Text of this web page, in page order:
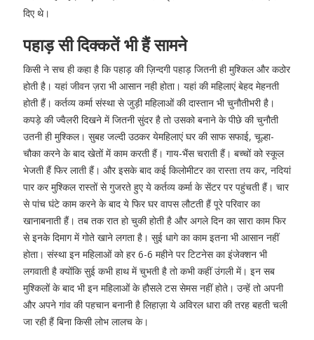
दिए थे।
पहाड़ सी दिक्कतें भी हैं सामने
किसी ने सच ही कहा है कि पहाड़ की ज़िन्दगी पहाड़ जितनी ही मुश्किल और कठोर
होती है। यहां जीवन ज़रा भी आसान नही होता। यहां की महिलाएं बेहद मेहनती
होती हैं। कर्तव्य कर्मा संस्था से जुड़ी महिलाओं की दास्तान भी चुनौतीभरी है।
कपड़े की ज्वैलरी दिखने में जितनी सुंदर है तो उसको बनाने के पीछे की चुनौती
उतनी ही मुश्किल। सुबह जल्दी उठकर येमहिलाएं घर की साफ सफाई, चूल्हा-
चौका करने के बाद खेतों में काम करती हैं। गाय-भैंस चराती हैं। बच्चों को स्कूल
भेजती हैं फिर लाती हैं। और इसके बाद कई किलोमीटर का रास्ता तय कर, नदियां
पार कर मुश्किल रास्तों से गुजरते हुए ये कर्तव्य कर्मा के सेंटर पर पहुंचती हैं। चार
से पांच घंटे काम करने के बाद ये फिर घर वापस लौटती हैं पूरे परिवार का
खानाबनाती हैं। तब तक रात हो चुकी होती है और अगले दिन का सारा काम फिर
से इनके दिमाग में गोते खाने लगता है। सुई धागे का काम इतना भी आसान नहीं
होता। संस्था इन महिलाओं को हर 6-6 महीने पर टिटनेस का इंजेक्शन भी
लगवाती है क्योंकि सुई कभी हाथ में चुभती है तो कभी कहीं उंगली में। इन सब
मुश्किलों के बाद भी इन महिलाओं के हौसले टस सेमस नहीं होते। उन्हें तो अपनी
और अपने गांव की पहचान बनानी है लिहाज़ा ये अविरल धारा की तरह बहती चली
जा रही हैं बिना किसी लोभ लालच के।